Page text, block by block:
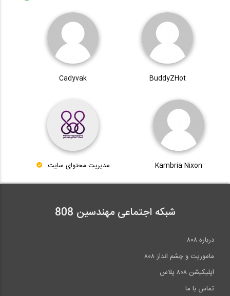
BuddyZHot
Cadyvak
Kambria Nixon مدیریت محتوای سایت
شبکه اجتماعی مهندسین 808
درباره ۸۰۸
ماموریت و چشم انداز ۸۰۸
اپلیکیشن ۸۰۸ پلاس
تماس با ما